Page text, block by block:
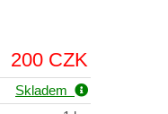
200 CZK
Skladem